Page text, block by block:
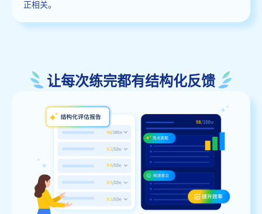
正相关。
让每次练完都有结构化反馈